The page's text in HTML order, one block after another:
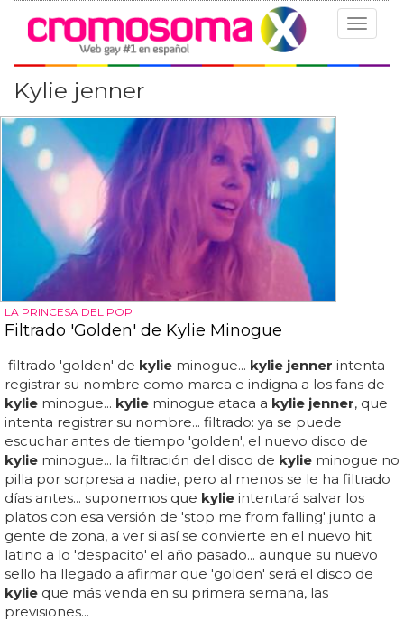
Toggle
Kylie jenner
LA PRINCESA DEL POP
Filtrado 'Golden' de Kylie Minogue
filtrado 'golden' de kylie minogue... kylie jenner intenta
registrar su nombre como marca e indigna a los fans de
kylie minogue... kylie minogue ataca a kylie jenner, que
intenta registrar su nombre... filtrado: ya se puede
escuchar antes de tiempo 'golden', el nuevo disco de
kylie minogue... la filtración del disco de kylie minogue no
pilla por sorpresa a nadie, pero al menos se le ha filtrado
días antes... suponemos que kylie intentará salvar los
platos con esa versión de 'stop me from falling' junto a
gente de zona, a ver si así se convierte en el nuevo hit
latino a lo 'despacito' el año pasado... aunque su nuevo
sello ha llegado a afirmar que 'golden' será el disco de
kylie que más venda en su primera semana, las
previsiones...